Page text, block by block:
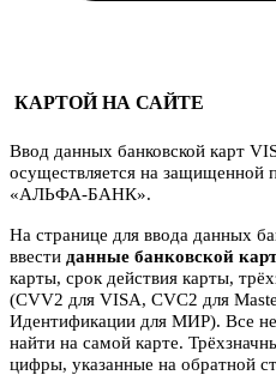
КАРТОЙ НА САЙТЕ
Ввод данных банковской карт
осуществляется на защищенной
«АЛЬФА-БАНК».
На странице для ввода данных
ввести данные банковской
карты, срок действия карты,
(CVV2 для VISA, CVC2 для
Идентификации для МИР). Все
найти на самой карте.
цифры, указанные на обратной